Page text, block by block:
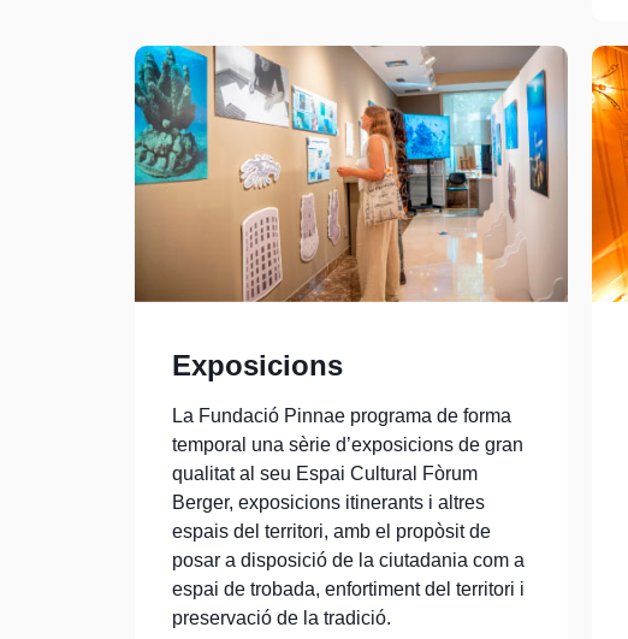
Exposicions
La Fundació Pinnae programa de forma
temporal una sèrie d’exposicions de gran
qualitat al seu Espai Cultural Fòrum
Berger, exposicions itinerants i altres
espais del territori, amb el propòsit de
posar a disposició de la ciutadania com a
espai de trobada, enfortiment del territori i
preservació de la tradició.